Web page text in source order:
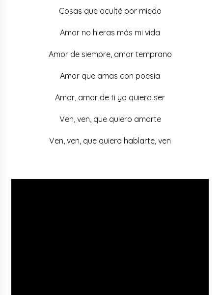
Cosas que oculté por miedo
Amor no hieras más mi vida
Amor de siempre, amor temprano
Amor que amas con poesía
Amor, amor de ti yo quiero ser
Ven, ven, que quiero amarte
Ven, ven, que quiero hablarte, ven